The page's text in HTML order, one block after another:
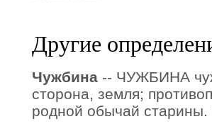
Другие
Чужбина -- ЧУЖБИНА
сторона, земля;
родной обычай